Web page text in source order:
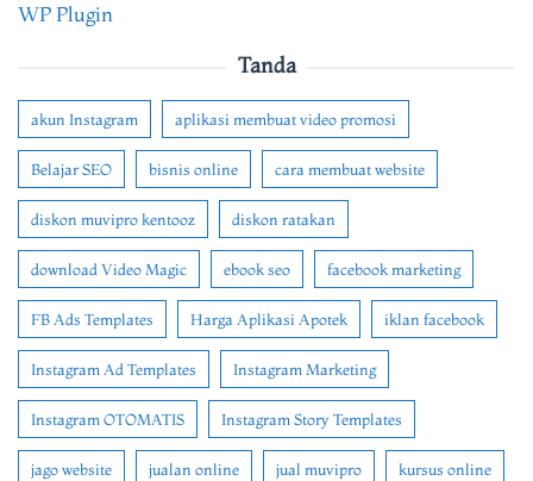
WP Plugin
Tanda
akun Instagram aplikasi membuat video promosi
Belajar SEO bisnis online cara membuat website
diskon muvipro kentooz diskon ratakan
download Video Magic ebook seo facebook marketing
FB Ads Templates Harga Aplikasi Apotek iklan facebook
Instagram Ad Templates Instagram Marketing
Instagram OTOMATIS Instagram Story Templates
jago website jualan online jual muvipro kursus online